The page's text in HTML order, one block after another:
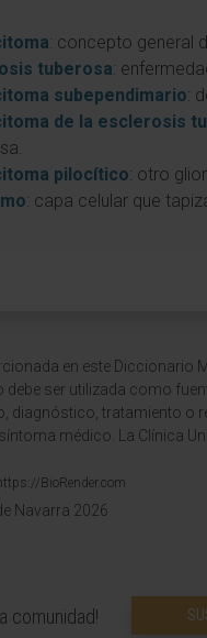
: concepto general
tuberosa:
subependimario:
de la esclerosis
pilocítico: otro
: capa celular que
en este Diccionario
ser utilizada como
diagnóstico, tratamiento o
médico. La Clínica
BioRender.com
Navarra 2026
comunidad!